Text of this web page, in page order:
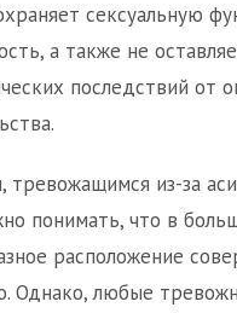
сексуальную
а также не
последствий от
тревожащимся из-за
понимать, что в
расположение
Однако, любые